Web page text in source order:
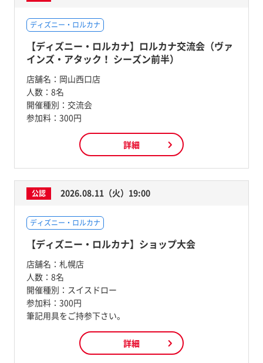
ディズニー・ロルカナ
【ディズニー・ロルカナ】ロルカナ交流会（ヴァ
インズ・アタック！ シーズン前半）
店舗名： 岡山西口店
人数： 8名
開催種別： 交流会
参加料： 300円
詳細
公認 2026.08.11（火）19:00
ディズニー・ロルカナ
【ディズニー・ロルカナ】ショップ大会
店舗名： 札幌店
人数： 8名
開催種別： スイスドロー
参加料： 300円
筆記用具をご持参下さい。
詳細